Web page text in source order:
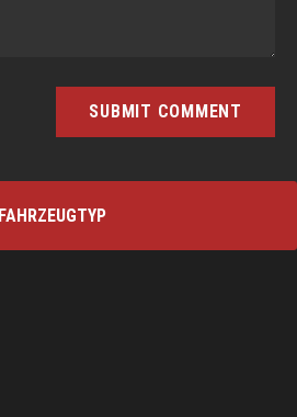
FAHRZEUGTYP